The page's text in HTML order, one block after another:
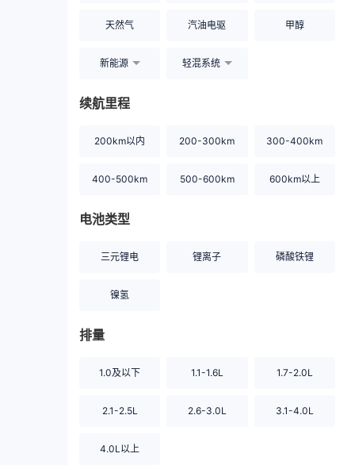
天然气 汽油电驱 甲醇
新能源 轻混系统
续航里程
200km以内 200-300km 300-400km
400-500km 500-600km 600km以上
电池类型
三元锂电 锂离子 磷酸铁锂
镍氢
排量
1.0及以下 1.1-1.6L 1.7-2.0L
2.1-2.5L 2.6-3.0L 3.1-4.0L
4.0L以上